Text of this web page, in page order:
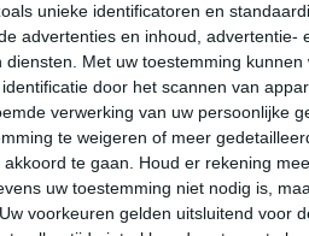
unieke identificatoren en
advertenties en inhoud, advertentie-
Met uw toestemming
door het scannen van
verwerking van uw persoonlijke
te weigeren of meer
te gaan.
Houd er rekening
uw toestemming niet nodig is,
voorkeuren gelden uitsluitend voor
06:00 09:00
06:00 09:00
NNO 1 NO 2